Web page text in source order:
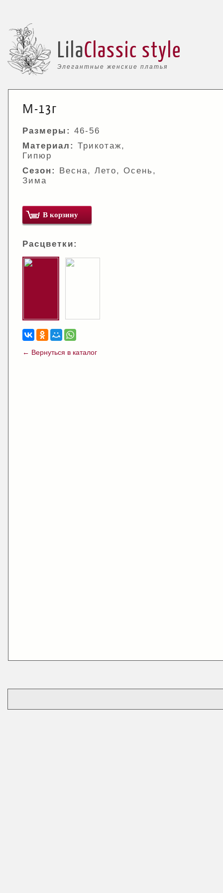
Элегантные женские платья
LilaClassic style
М-13г
Размеры: 46-56
Материал: Трикотаж,
Гипюр
Сезон:
Весна, Лето, Осень,
Зима
В корзину
Расцветки:
← Вернуться в каталог